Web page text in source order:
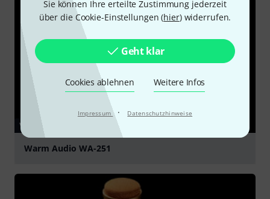
Sie können Ihre erteilte Zustimmung jederzeit
über die Cookie-Einstellungen (hier) widerrufen.
Geht klar
Cookies ablehnen Weitere Infos
Impressum · Datenschutzhinweise
VIDEO
Warm Audio WA-251